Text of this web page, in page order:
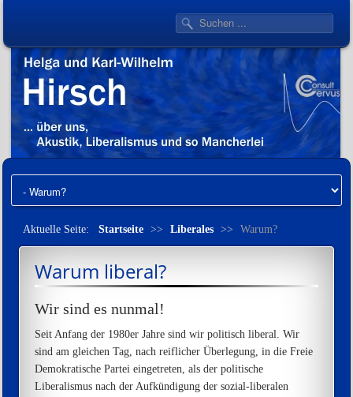
Aktuelle Seite: Startseite >> Liberales >> Warum?
Warum liberal?
Wir sind es nunmal!
Seit Anfang der 1980er Jahre sind wir politisch liberal. Wir
sind am gleichen Tag, nach reiflicher Überlegung, in die Freie
Demokratische Partei eingetreten, als der politische
Liberalismus nach der Aufkündigung der sozial-liberalen